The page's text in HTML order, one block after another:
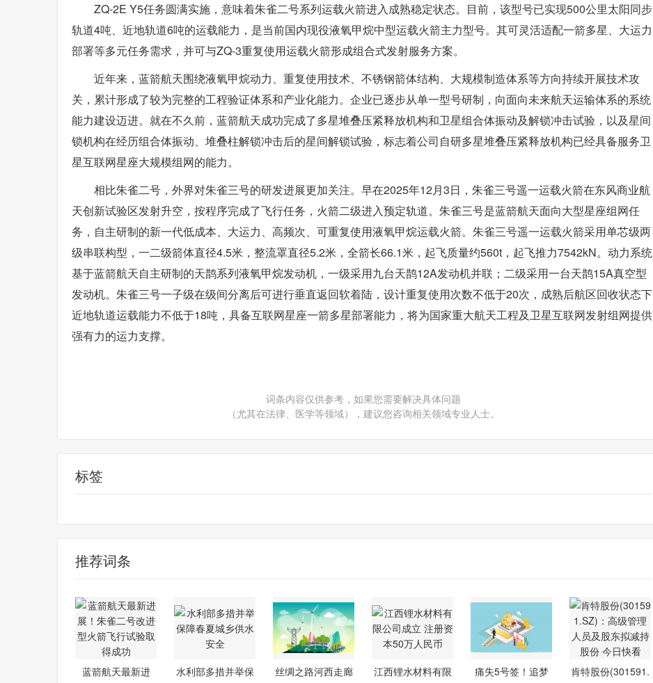
ZQ-2E Y5任务圆满实施，意味着朱雀二号系列运载火箭进入成熟稳定状态。目前，该型号已实现500公里太阳同步
轨道4吨、近地轨道6吨的运载能力，是当前国内现役液氧甲烷中型运载火箭主力型号。其可灵活适配一箭多星、大运力
部署等多元任务需求，并可与ZQ-3重复使用运载火箭形成组合式发射服务方案。
近年来，蓝箭航天围绕液氧甲烷动力、重复使用技术、不锈钢箭体结构、大规模制造体系等方向持续开展技术攻
关，累计形成了较为完整的工程验证体系和产业化能力。企业已逐步从单一型号研制，向面向未来航天运输体系的系统
能力建设迈进。就在不久前，蓝箭航天成功完成了多星堆叠压紧释放机构和卫星组合体振动及解锁冲击试验，以及星间
锁机构在经历组合体振动、堆叠柱解锁冲击后的星间解锁试验，标志着公司自研多星堆叠压紧释放机构已经具备服务卫
星互联网星座大规模组网的能力。
相比朱雀二号，外界对朱雀三号的研发进展更加关注。早在2025年12月3日，朱雀三号遥一运载火箭在东风商业航
天创新试验区发射升空，按程序完成了飞行任务，火箭二级进入预定轨道。朱雀三号是蓝箭航天面向大型星座组网任
务，自主研制的新一代低成本、大运力、高频次、可重复使用液氧甲烷运载火箭。朱雀三号遥一运载火箭采用单芯级两
级串联构型，一二级箭体直径4.5米，整流罩直径5.2米，全箭长66.1米，起飞质量约560t，起飞推力7542kN。动力系统
基于蓝箭航天自主研制的天鹊系列液氧甲烷发动机，一级采用九台天鹊12A发动机并联；二级采用一台天鹊15A真空型
发动机。朱雀三号一子级在级间分离后可进行垂直返回软着陆，设计重复使用次数不低于20次，成熟后航区回收状态下
近地轨道运载能力不低于18吨，具备互联网星座一箭多星部署能力，将为国家重大航天工程及卫星互联网发射组网提供
强有力的运力支撑。
词条内容仅供参考，如果您需要解决具体问题
（尤其在法律、医学等领域），建议您咨询相关领域专业人士。
标签
推荐词条
蓝箭航天最新进
水利部多措并举保
丝绸之路河西走廊
江西锂水材料有限
痛失5号签！追梦
肯特股份(301591.